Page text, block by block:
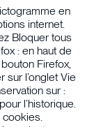
en
internet.
Bloquer tous
: en haut de
Firefox,
sur l’onglet Vie
sur :
l’historique.
cookies.